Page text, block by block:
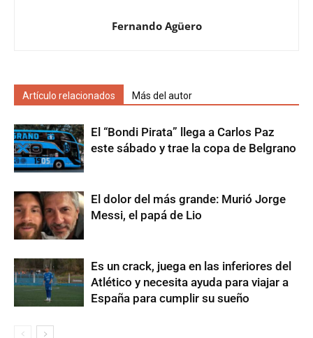
Fernando Agüero
Artículo relacionados Más del autor
El “Bondi Pirata” llega a Carlos Paz
este sábado y trae la copa de Belgrano
El dolor del más grande: Murió Jorge
Messi, el papá de Lio
Es un crack, juega en las inferiores del
Atlético y necesita ayuda para viajar a
España para cumplir su sueño